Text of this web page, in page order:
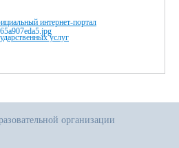
интернет-портал
услуг
организации